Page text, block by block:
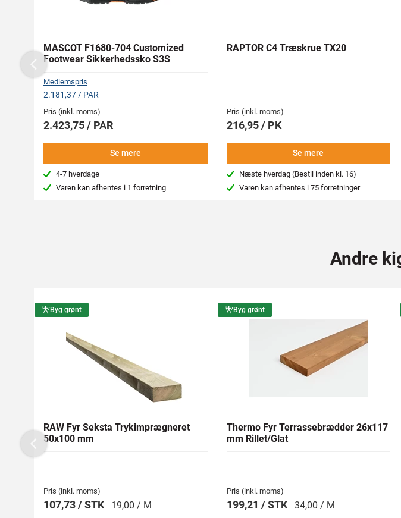
MASCOT F1680-704 Customized
Footwear Sikkerhedssko S3S
Medlemspris
2.181,37 / PAR
Pris (inkl. moms)
2.423,75 / PAR
Se mere
4-7 hverdage
Varen kan afhentes i 1 forretning
RAPTOR C4 Træskrue TX20
Pris (inkl. moms)
216,95 / PK
Se mere
Næste hverdag (Bestil inden kl. 16)
Varen kan afhentes i 75 forretninger
Previous
Andre
Byg grønt
RAW Fyr Seksta Trykimprægneret
50x100 mm
Pris (inkl. moms)
107,73 / STK 19,00 / M
Byg grønt
Thermo Fyr Terrassebrædder 26x117
mm Rillet/Glat
Pris (inkl. moms)
199,21 / STK 34,00 / M
Previous